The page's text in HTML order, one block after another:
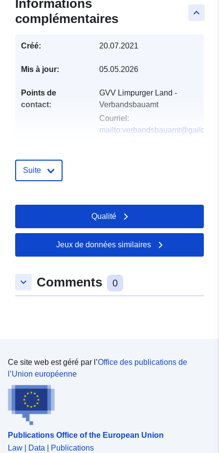
keyboard_arrow_up
Informations
complémentaires
Créé: 20.07.2021
Mis à jour: 05.05.2026
Points de
contact:
GVV Limpurger Land -
Verbandsbauamt
Courriel:
catalogue:
February 2026
Mise à jour sur data.europa.eu:
03 August 2026
spatial: Coordonnées: [ [ 9.6707561,
49.0121821 ], [ 9.674518,
49.0092164 ], [ 9.6707561,
http://data.europa.eu/eli/reg/2009/
uriRef:
Suite
Qualité
Jeux de données similaires
keyboard_arrow_down Comments 0
Ce site web est géré par l’Office des publications de
l’Union européenne
Publications Office of the European Union
Law | Data | Publications